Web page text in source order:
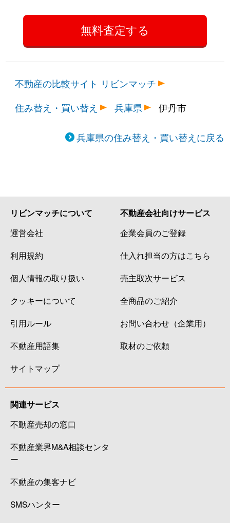
不動産の比較サイト リビンマッチ
住み替え・買い替え
兵庫県 伊丹市
兵庫県の住み替え・買い替えに戻る
リビンマッチについて
運営会社
利用規約
個人情報の取り扱い
クッキーについて
引用ルール
不動産用語集
サイトマップ
不動産会社向けサービス
企業会員のご登録
仕入れ担当の方はこちら
売主取次サービス
全商品のご紹介
お問い合わせ（企業用）
取材のご依頼
関連サービス
不動産売却の窓口
不動産業界M&A相談センタ
ー
不動産の集客ナビ
SMSハンター